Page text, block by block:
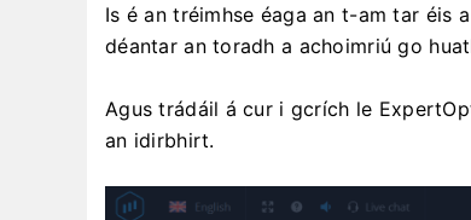
Is é an tréimhse éaga an t-am tar éis
déantar an toradh a achoimriú go
Agus trádáil á cur i gcrích le
an idirbhirt.